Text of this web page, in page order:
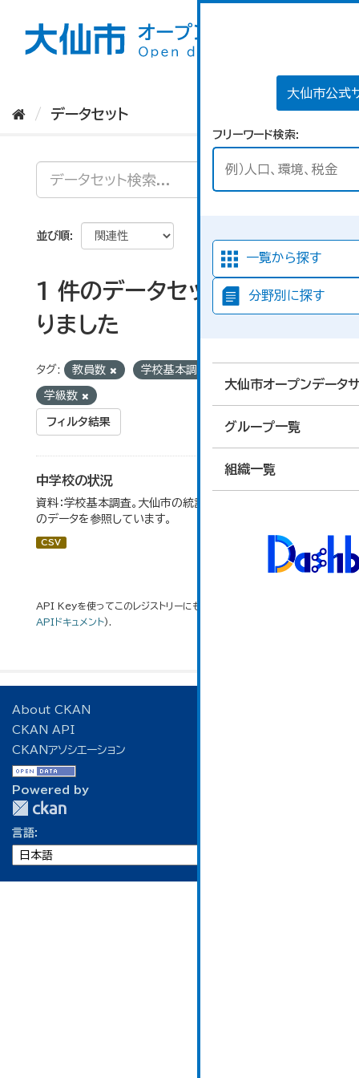
大仙市公式
フリーワード検索
一覧から探す
分野別に探す
大仙市オープンデータ
グループ一覧
組織一覧
データセット
並び順
1 件のデータセットが見つか
りました
タグ: 教員数 学校基本調査
学級数
フィルタ結果
中学校の状況
資料：学校基本調査。大仙市の統計「14-5 中学校の状況」
のデータを参照しています。
CSV
API Keyを使ってこのレジストリーにもアクセス可能です
APIドキュメント).
About CKAN
CKAN API
CKANアソシエーション
Powered by
言語